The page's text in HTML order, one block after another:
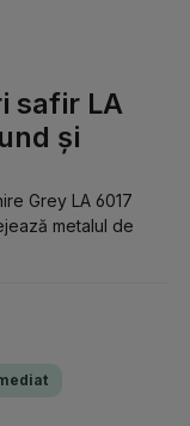
safir LA
și
Grey LA 6017
metalul de